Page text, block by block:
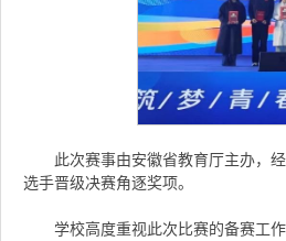
此次赛事由安徽省教育厅主办，
选手晋级决赛角逐奖项。
学校高度重视此次比赛的备赛工